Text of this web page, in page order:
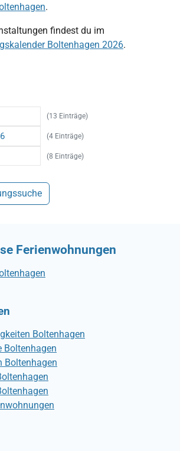
.
findest du im
Boltenhagen 2026.
(13 Einträge)
(4 Einträge)
(8 Einträge)
Ferienwohnungen
Boltenhagen
Boltenhagen
Boltenhagen